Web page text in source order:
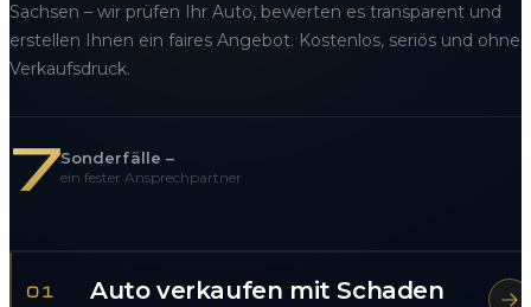
Sachsen – wir prüfen Ihr Auto, bewerten es transparent und
erstellen Ihnen ein faires Angebot. Kostenlos, seriös und ohne
Verkaufsdruck.
7Sonderfälle –
ein fester Ansprechpartner
01 Auto verkaufen mit Schaden